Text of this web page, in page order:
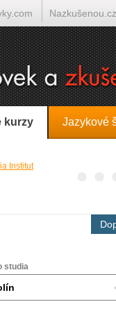
kurzy Jazykové
studia
Nazkušenou.cz